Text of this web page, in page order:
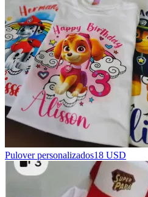
Pulover personalizados18 USD